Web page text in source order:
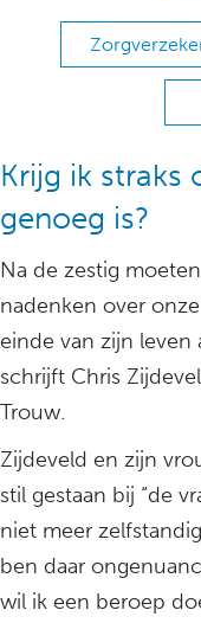
Krijg ik straks
genoeg is?
Na de zestig
nadenken over
einde van zijn leven
schrijft Chris
Trouw.
Zijdeveld en zijn
stil gestaan bij “de
niet meer
ben daar
wil ik een beroep